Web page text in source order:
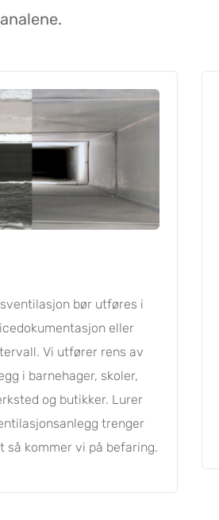
bør utføres i
eller
Vi utfører rens av
i barnehager, skoler,
og butikker. Lurer
trenger
så kommer vi på befaring.